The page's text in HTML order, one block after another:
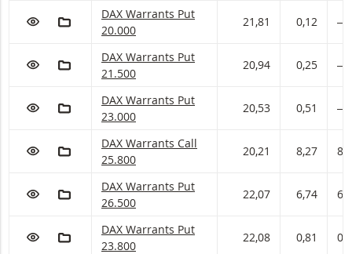
VOEG TOE AAN WATCHLIST
AAN PORTFOLIO TOEVOEGEN
DAX Warrants met ISIN code:
DAX Warrants Put
20.000
21,81 0,12 ―
VOEG TOE AAN WATCHLIST
AAN PORTFOLIO TOEVOEGEN
DAX Warrants met ISIN code:
DAX Warrants Put
21.500
20,94 0,25 ―
VOEG TOE AAN WATCHLIST
AAN PORTFOLIO TOEVOEGEN
DAX Warrants met ISIN code:
DAX Warrants Put
23.000
20,53 0,51 ―
VOEG TOE AAN WATCHLIST
AAN PORTFOLIO TOEVOEGEN
DAX Warrants met ISIN code:
DAX Warrants Call
25.800
20,21 8,27
VOEG TOE AAN WATCHLIST
AAN PORTFOLIO TOEVOEGEN
DAX Warrants met ISIN code:
DAX Warrants Put
26.500
22,07 6,74
VOEG TOE AAN WATCHLIST
AAN PORTFOLIO TOEVOEGEN
DAX Warrants met ISIN code:
DAX Warrants Put
23.800
22,08 0,81